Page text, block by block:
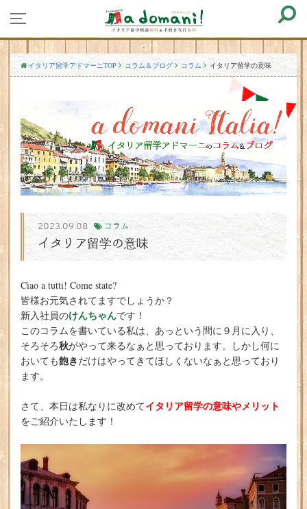
イタリア留学アドマーニTOP コラム＆ブログ コラム イタリア留学の意味
2023.09.08 コラム
イタリア留学の意味
Ciao a tutti! Come state?
皆様お元気されてますでしょうか？
新入社員のけんちゃんです！
このコラムを書いている私は、あっという間に９月に入り、
そろそろ秋がやって来るなぁと思っております。しかし何に
おいても飽きだけはやってきてほしくないなぁと思っており
ます。
さて、本日は私なりに改めてイタリア留学の意味やメリット
をご紹介いたします！